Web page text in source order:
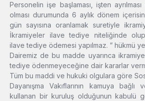
Personelin işe başlaması, işten
olması durumunda 6 aylık dönem
gün sayısına oranlamak suretiyle
İkramiyeler ilave tediye niteliğinde
ilave tediye ödemesi yapılmaz. ” hükmü
Dairemiz de bu madde uyarınca
tediye ödenmeyeceğine dair kararlar
Tüm bu maddi ve hukuki olgulara göre
Dayanışma Vakıflarının kamuya
kullanan bir kuruluş olduğunun kabulü